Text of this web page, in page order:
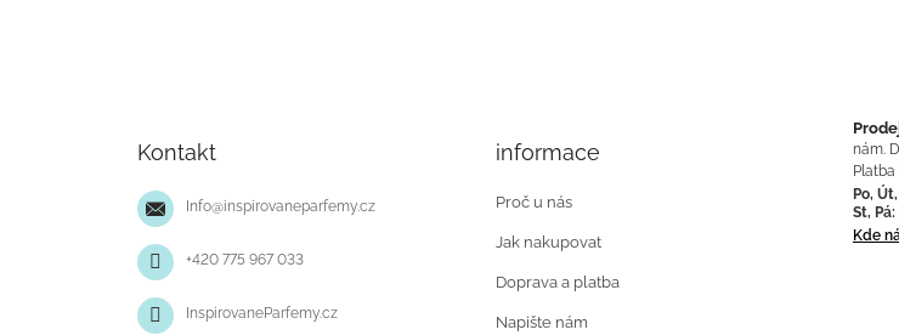
Kontakt
Info@inspirovaneparfemy.cz
+420 775 967 033
InspirovaneParfemy.cz
informace
Proč u nás
Jak nakupovat
Doprava a platba
Napište nám
nám.
Platba
Po,
St, Pá:
Kde